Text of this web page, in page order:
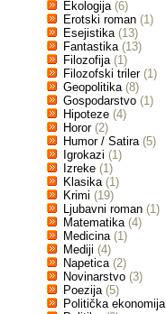
Ekologija (6)
Erotski roman (1)
Esejistika (13)
Fantastika (13)
Filozofija (1)
Filozofski triler (1)
Geopolitika (8)
Gospodarstvo (1)
Hipoteze (4)
Horor (2)
Humor / Satira (5)
Igrokazi (1)
Izreke (1)
Klasika (1)
Krimi (19)
Ljubavni roman (1)
Matematika (4)
Medicina (1)
Mediji (4)
Napetica (2)
Novinarstvo (3)
Poezija (5)
Politička ekonomija